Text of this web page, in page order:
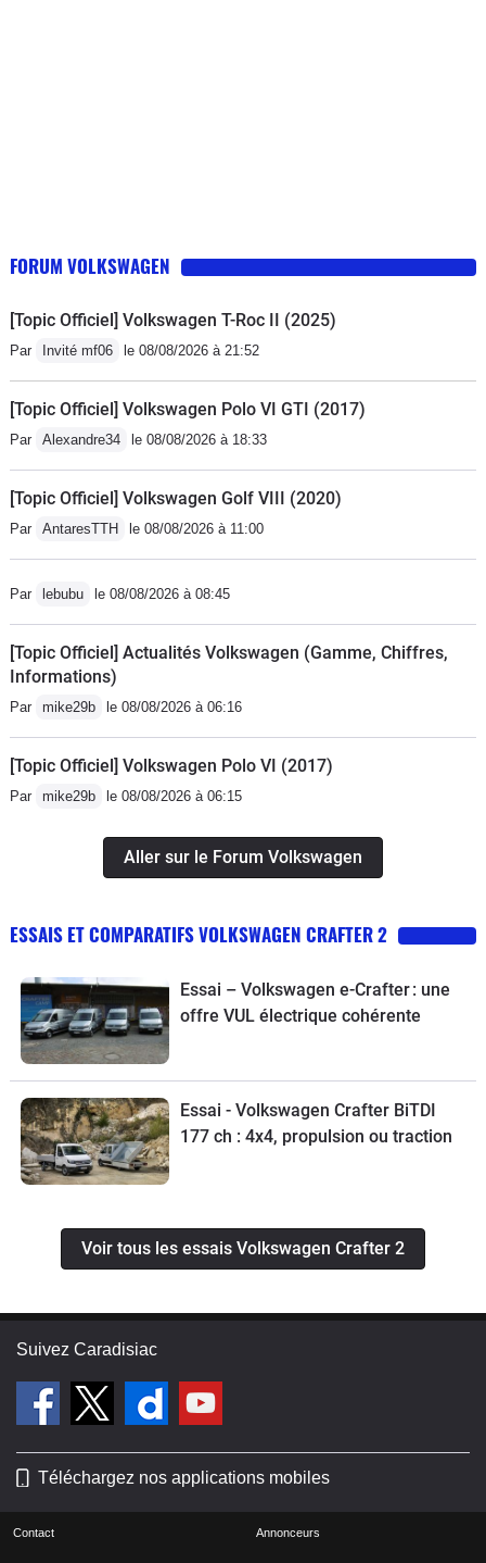
FORUM VOLKSWAGEN
[Topic Officiel] Volkswagen T-Roc II (2025)
Par Invité mf06 le 08/08/2026 à 21:52
[Topic Officiel] Volkswagen Polo VI GTI (2017)
Par Alexandre34 le 08/08/2026 à 18:33
[Topic Officiel] Volkswagen Golf VIII (2020)
Par AntaresTTH le 08/08/2026 à 11:00
Par lebubu le 08/08/2026 à 08:45
[Topic Officiel] Actualités Volkswagen (Gamme, Chiffres,
Informations)
Par mike29b le 08/08/2026 à 06:16
[Topic Officiel] Volkswagen Polo VI (2017)
Par mike29b le 08/08/2026 à 06:15
Aller sur le Forum Volkswagen
ESSAIS ET COMPARATIFS VOLKSWAGEN CRAFTER 2
Essai – Volkswagen e-Crafter : une
offre VUL électrique cohérente
Essai - Volkswagen Crafter BiTDI
177 ch : 4x4, propulsion ou traction
Voir tous les essais Volkswagen Crafter 2
Suivez Caradisiac
Téléchargez nos applications mobiles
Contact Annonceurs